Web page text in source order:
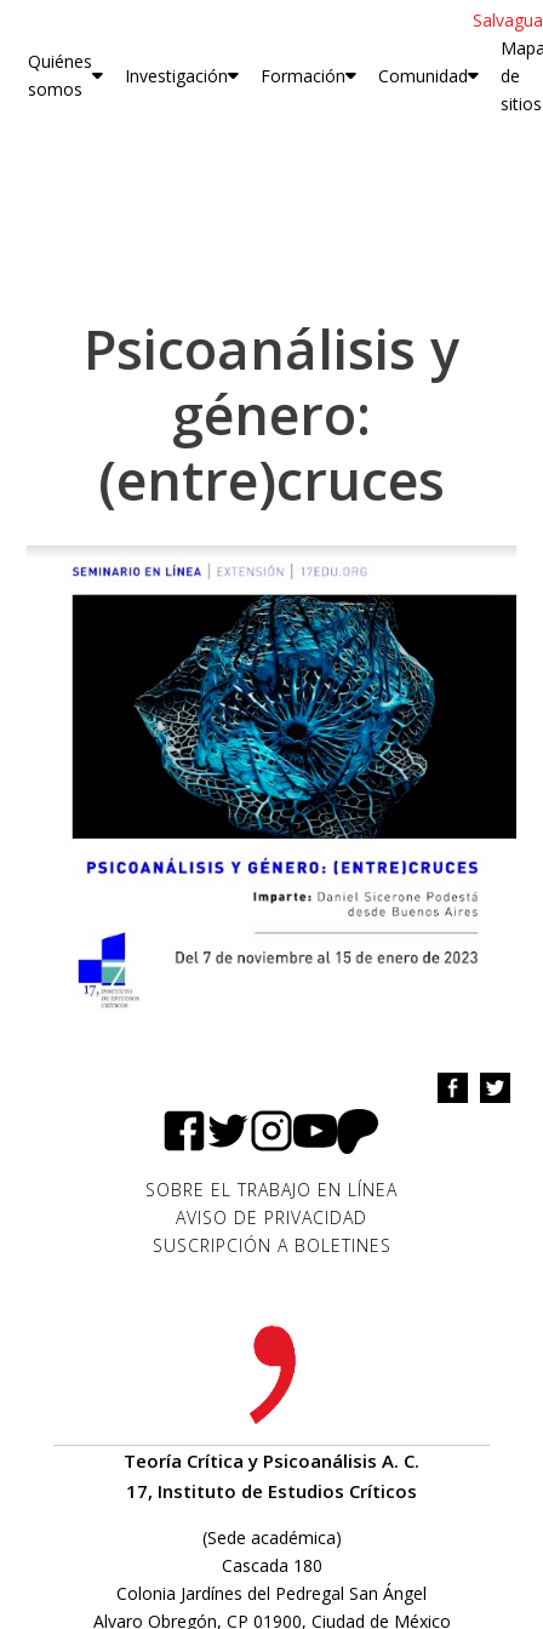
Quiénes
somos
Investigación Formación Comunidad
de
sitios
Psicoanálisis y
género:
(entre)cruces
SOBRE EL TRABAJO EN LÍNEA
AVISO DE PRIVACIDAD
SUSCRIPCIÓN A BOLETINES
Teoría Crítica y Psicoanálisis A. C.
17, Instituto de Estudios Críticos
(Sede académica)
Cascada 180
Colonia Jardínes del Pedregal San Ángel
Alvaro Obregón, CP 01900, Ciudad de México